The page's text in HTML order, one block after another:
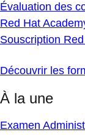
Évaluation des
Red Hat
Souscription
Découvrir les
À la une
Examen